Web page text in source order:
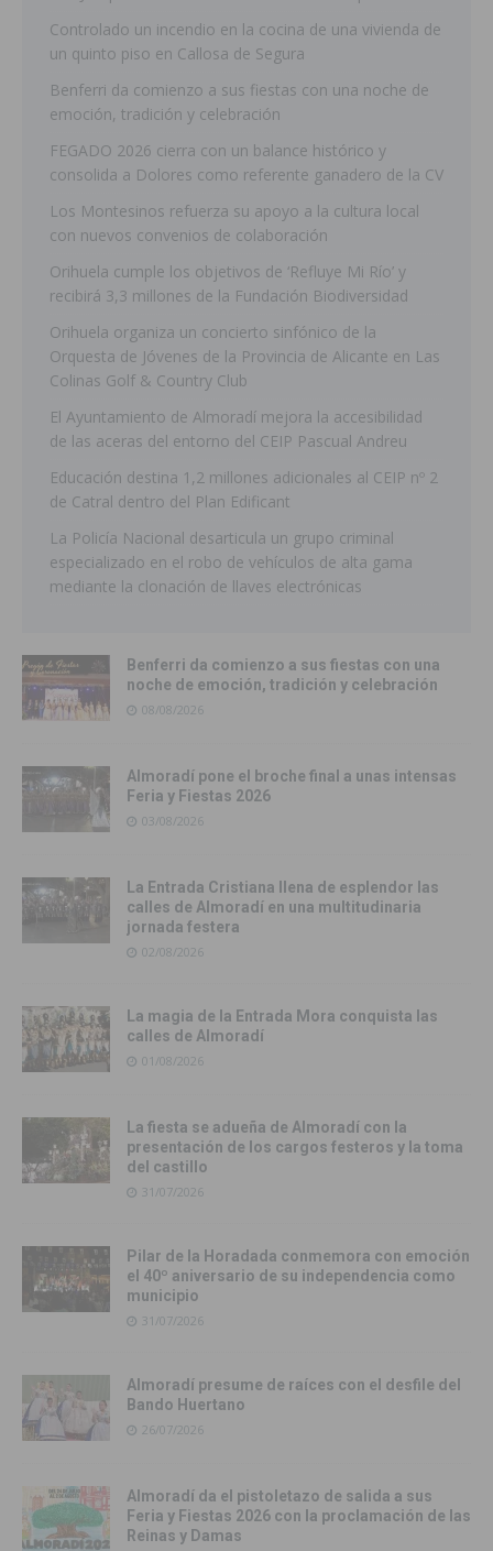
Controlado un incendio en la cocina de una vivienda de
un quinto piso en Callosa de Segura
Benferri da comienzo a sus fiestas con una noche de
emoción, tradición y celebración
FEGADO 2026 cierra con un balance histórico y
consolida a Dolores como referente ganadero de la CV
Los Montesinos refuerza su apoyo a la cultura local
con nuevos convenios de colaboración
Orihuela cumple los objetivos de ‘Refluye Mi Río’ y
recibirá 3,3 millones de la Fundación Biodiversidad
Orihuela organiza un concierto sinfónico de la
Orquesta de Jóvenes de la Provincia de Alicante en Las
Colinas Golf & Country Club
El Ayuntamiento de Almoradí mejora la accesibilidad
de las aceras del entorno del CEIP Pascual Andreu
Educación destina 1,2 millones adicionales al CEIP nº 2
de Catral dentro del Plan Edificant
La Policía Nacional desarticula un grupo criminal
especializado en el robo de vehículos de alta gama
mediante la clonación de llaves electrónicas
Benferri da comienzo a sus fiestas con una
noche de emoción, tradición y celebración
08/08/2026
Almoradí pone el broche final a unas intensas
Feria y Fiestas 2026
03/08/2026
La Entrada Cristiana llena de esplendor las
calles de Almoradí en una multitudinaria
jornada festera
02/08/2026
La magia de la Entrada Mora conquista las
calles de Almoradí
01/08/2026
La fiesta se adueña de Almoradí con la
presentación de los cargos festeros y la toma
del castillo
31/07/2026
Pilar de la Horadada conmemora con emoción
el 40º aniversario de su independencia como
municipio
31/07/2026
Almoradí presume de raíces con el desfile del
Bando Huertano
26/07/2026
Almoradí da el pistoletazo de salida a sus
Feria y Fiestas 2026 con la proclamación de las
Reinas y Damas